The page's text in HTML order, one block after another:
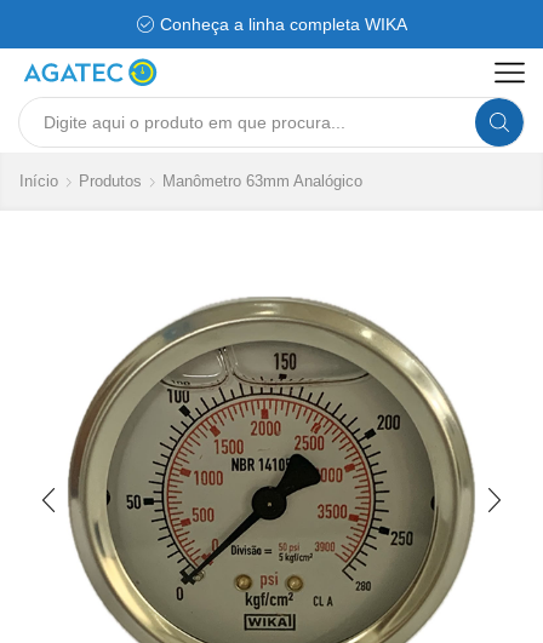
Conheça a linha completa WIKA
Search
Início Produtos Manômetro 63mm Analógico